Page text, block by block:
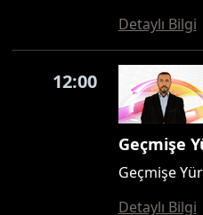
Detaylı Bilgi
12:00
Geçmişe
Geçmişe
Detaylı Bilgi